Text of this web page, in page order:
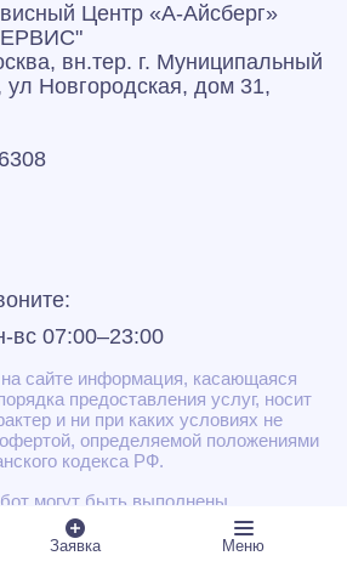
Центр «А‑Айсберг»
вн.тер. г. Муниципальный
ул Новгородская, дом 31,
вс 07:00–23:00
сайте информация, касающаяся
предоставления услуг, носит
и ни при каких условиях не
определяемой положениями
кодекса РФ.
могут быть выполнены
Заявка Меню